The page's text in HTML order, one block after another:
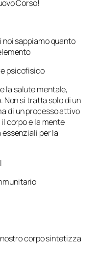
Corso!
sappiamo quanto
psicofisico
la salute mentale,
Non si tratta solo di un
di un processo attivo
corpo e la mente
per la
corpo sintetizza